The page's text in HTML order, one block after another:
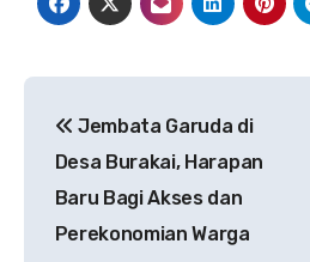
pos
Jembata Garuda di
Desa Burakai, Harapan
Baru Bagi Akses dan
Perekonomian Warga